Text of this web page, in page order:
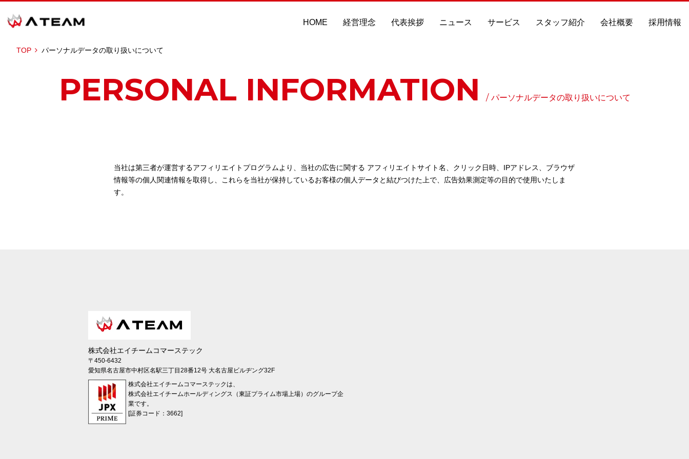
HOME 経営理念 代表挨拶 ニュース サービス スタッフ紹介 会社概要 採用情報
TOP パーソナルデータの取り扱いについて
PERSONAL INFORMATION パーソナルデータの取り扱いについて
当社は第三者が運営するアフィリエイトプログラムより、当社の広告に関する アフィリエイトサイト名、クリック日時、IPアドレス、ブラウザ
情報等の個人関連情報を取得し、これらを当社が保持しているお客様の個人データと結びつけた上で、広告効果測定等の目的で使用いたしま
す。
株式会社エイチームコマーステック
〒450-6432
愛知県名古屋市中村区名駅三丁目28番12号 大名古屋ビルヂング32F
株式会社エイチームコマーステックは、
株式会社エイチームホールディングス（東証プライム市場上場）のグループ企
業です。
[証券コード：3662]